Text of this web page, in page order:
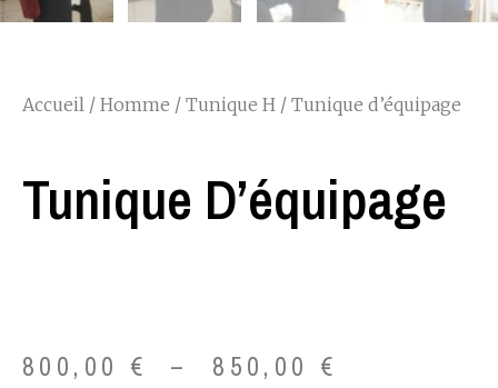
Accueil / Homme / Tunique H / Tunique d’équipage
Tunique D’équipage
800,00 € – 850,00 €